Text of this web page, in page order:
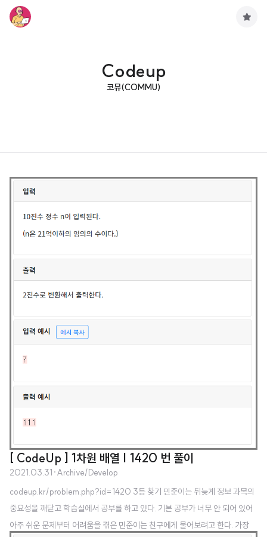
Codeup
코뮤(COMMU)
[ CodeUp ] 1차원 배열 | 1420 번 풀이
2021.03.31 ·Archive/Develop
codeup.kr/problem.php?id=1420 3등 찾기 민준이는 뒤늦게 정보 과목의
중요성을 깨닫고 학습실에서 공부를 하고 있다. 기본 공부가 너무 안 되어 있어
아주 쉬운 문제부터 어려움을 겪은 민준이는 친구에게 물어보려고 한다. 가장
구